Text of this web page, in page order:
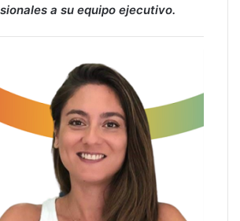
a su equipo ejecutivo.